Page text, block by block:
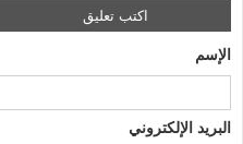
اكتب تعليق
الإسم
البريد الإلكتروني